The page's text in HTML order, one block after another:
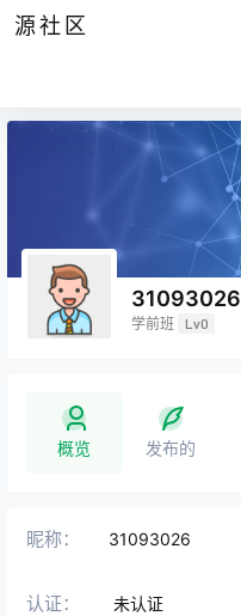
源社区
31093026
学前班 Lv0
概览 发布的
昵称： 31093026
认证： 未认证